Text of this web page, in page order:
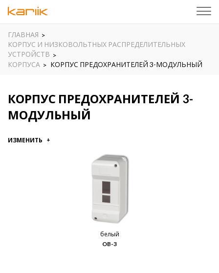
ГЛАВНАЯ
КОРПУС И НИЗКОВОЛЬТНЫХ РАСПРЕДЕЛИТЕЛЬНЫХ
УСТРОЙСТВ
КОРПУСА
КОРПУС ПРЕДОХРАНИТЕЛЕЙ 3-МОДУЛЬНЫЙ
КОРПУС ПРЕДОХРАНИТЕЛЕЙ 3-
МОДУЛЬНЫЙ
ИЗМЕНИТЬ
белый
OB-3